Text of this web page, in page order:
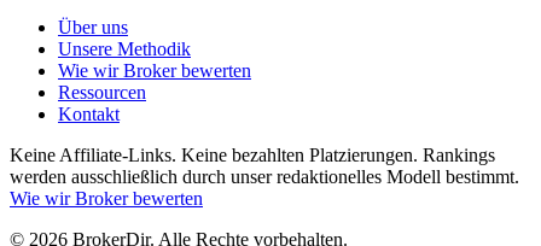
Über uns
Unsere Methodik
Wie wir Broker bewerten
Ressourcen
Kontakt
Keine Affiliate-Links. Keine bezahlten Platzierungen. Rankings
werden ausschließlich durch unser redaktionelles Modell bestimmt.
Wie wir Broker bewerten
© 2026 BrokerDir. Alle Rechte vorbehalten.